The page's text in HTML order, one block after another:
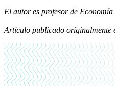
El autor es profesor de
Artículo publicado originalmente